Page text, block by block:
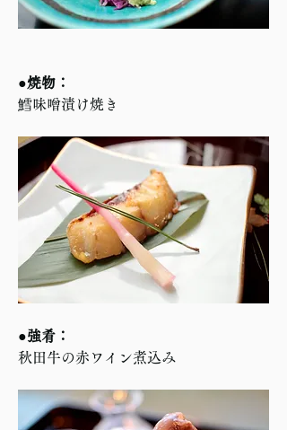
●焼物：
鱈味噌漬け焼き
●強肴：
秋田牛の赤ワイン煮込み